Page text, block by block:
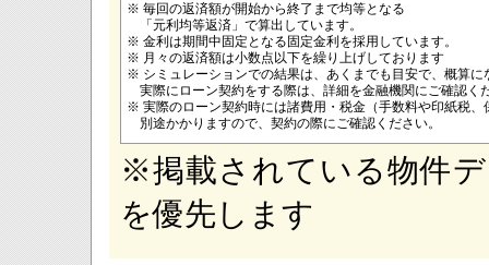
※ 毎回の返済額が開始から終了まで均等となる
「元利均等返済」で算出しています。
※ 金利は期間中固定となる固定金利を採用しています。
※ 月々の返済額は小数点以下を繰り上げしております
※ シミュレーションでの結果は、あくまでも目安で、概算に
実際にローン契約をする際は、詳細を金融機関にご確認く
※ 実際のローン契約時には諸費用・税金（手数料や印紙税、
別途かかりますので、契約の際にご確認ください。
※掲載されている物件
を優先します